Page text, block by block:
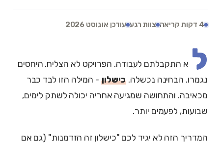
4 דקות קריאה צוות רגע עודכן אוגוסט 2026
ל א התקבלתם לעבודה. הפרויקט לא הצליח. היחסים
נגמרו. הבחינה נכשלה. כישלון - המילה הזו לבד כבר
מכאיבה. והתחושה שמגיעה אחריה יכולה לשתק לימים,
שבועות, לפעמים יותר.
המדריך הזה לא יגיד לכם "כישלון זה הזדמנות" (גם אם